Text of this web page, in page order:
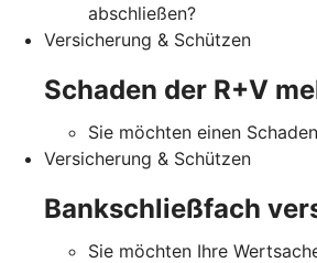
abschließen?
Versicherung & Schützen
Schaden der R+V
Sie möchten einen
Versicherung & Schützen
Bankschließfach
Sie möchten Ihre